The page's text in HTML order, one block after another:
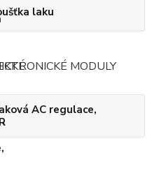
laku
MODULY
AC regulace,